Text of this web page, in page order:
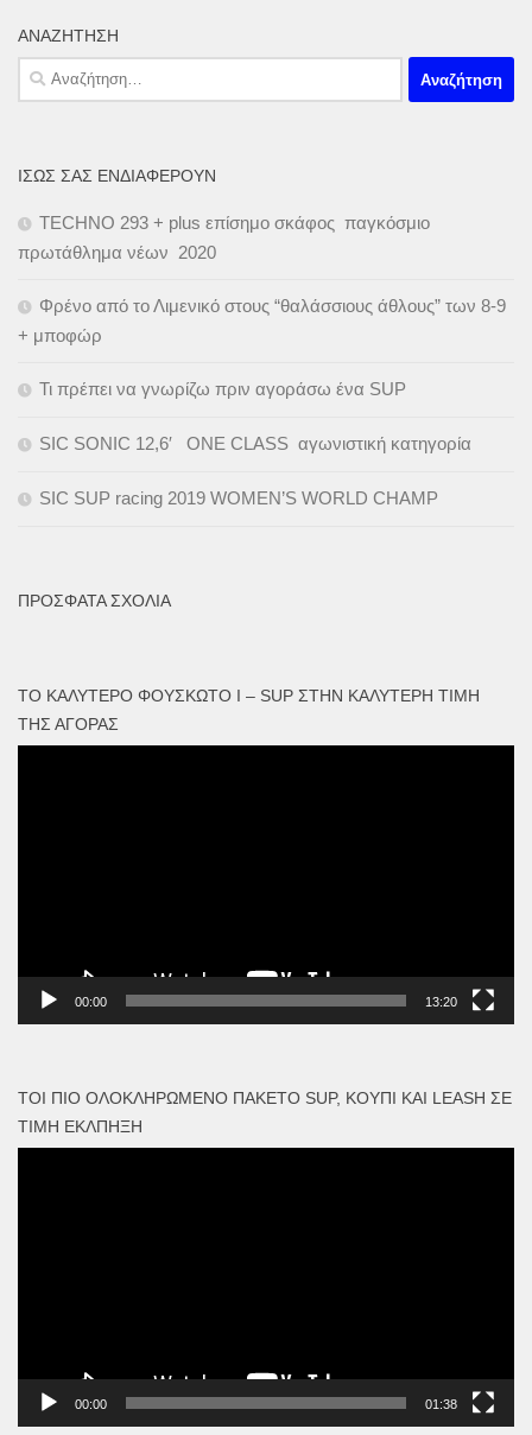
ΑΝΑΖΉΤΗΣΗ
Αναζήτηση
για:
ΊΣΩΣ ΣΑΣ ΕΝΔΙΑΦΈΡΟΥΝ
TECHNO 293 + plus επίσημο σκάφος παγκόσμιο
πρωτάθλημα νέων 2020
Φρένο από το Λιμενικό στους “θαλάσσιους άθλους” των 8-9
+ μποφώρ
Τι πρέπει να γνωρίζω πριν αγοράσω ένα SUP
SIC SONIC 12,6′ ONE CLASS αγωνιστική κατηγορία
SIC SUP racing 2019 WOMEN’S WORLD CHAMP
ΠΡΌΣΦΑΤΑ ΣΧΌΛΙΑ
ΤΟ ΚΑΛΎΤΕΡΟ ΦΟΥΣΚΩΤΟ I – SUP ΣΤΗΝ ΚΑΛΎΤΕΡΗ ΤΙΜΉ
ΤΗΣ ΑΓΟΡΆΣ
00:00 13:20
ΤΟΙ ΠΙΟ ΟΛΟΚΛΗΡΩΜΈΝΟ ΠΑΚΈΤΟ SUP, ΚΟΥΠΊ ΚΑΙ LEASH ΣΕ
ΤΙΜΉ ΈΚΛΠΗΞΗ
00:00 01:38